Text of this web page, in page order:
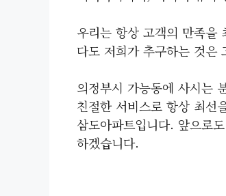
우리는 항상 고객의 만족을
다도 저희가 추구하는 것은
의정부시 가능동에 사시는
친절한 서비스로 항상 최선
삼도아파트입니다. 앞으로
하겠습니다.